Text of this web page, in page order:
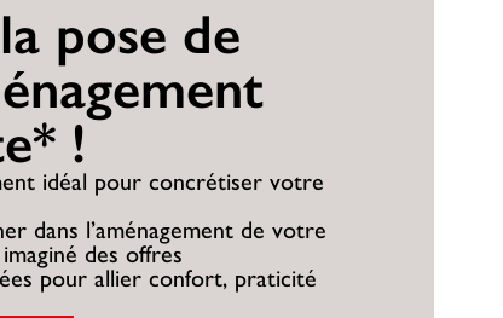
pose de
!
idéal pour concrétiser votre
dans l’aménagement de votre
des offres
pour allier confort, praticité